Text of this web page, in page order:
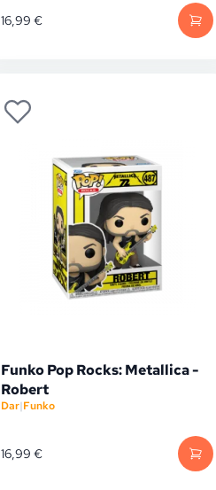
16,99 €
Funko Pop Rocks: Metallica -
Robert
Dar|Funko
16,99 €